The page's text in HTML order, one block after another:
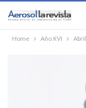
Home Año XVI